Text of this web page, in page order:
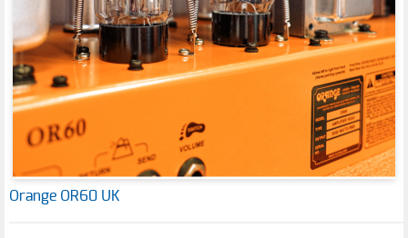
Orange OR60 UK